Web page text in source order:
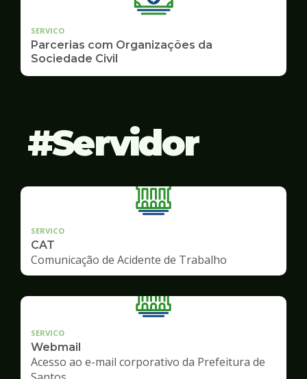
SERVICO
Parcerias com Organizações da
Sociedade Civil
Servidor
SERVICO
CAT
Comunicação de Acidente de Trabalho
SERVICO
Webmail
Acesso ao e-mail corporativo da Prefeitura de